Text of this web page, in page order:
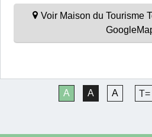
Voir Maison du Tourisme
A A A T=